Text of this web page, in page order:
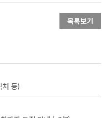
목록보기
처 등)